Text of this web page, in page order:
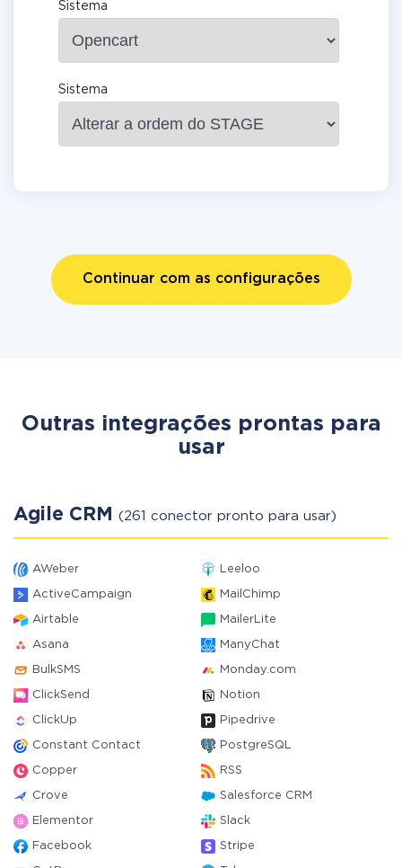
Sistema
Sistema
Continuar com as configurações
Outras integrações prontas para
usar
Agile CRM (261 conector pronto para usar)
AWeber Leeloo
ActiveCampaign MailChimp
Airtable MailerLite
Asana ManyChat
BulkSMS Monday.com
ClickSend Notion
ClickUp Pipedrive
Constant Contact PostgreSQL
Copper RSS
Crove Salesforce CRM
Elementor Slack
Facebook Stripe